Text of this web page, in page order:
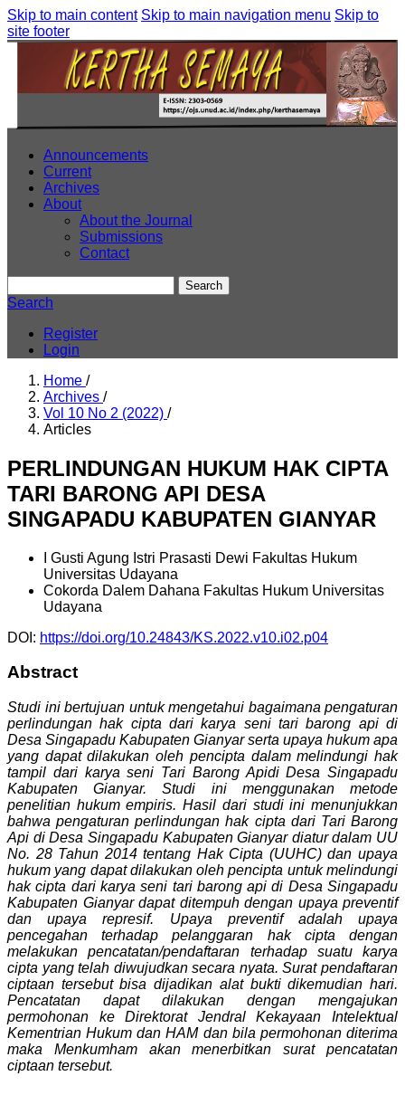
Skip to main content Skip to main navigation menu Skip to
site footer
Announcements
Current
Archives
About
About the Journal
Submissions
Contact
Search
Search
Register
Login
Home /
Archives /
Vol 10 No 2 (2022) /
Articles
PERLINDUNGAN HUKUM HAK CIPTA
TARI BARONG API DESA
SINGAPADU KABUPATEN GIANYAR
I Gusti Agung Istri Prasasti Dewi Fakultas Hukum
Universitas Udayana
Cokorda Dalem Dahana Fakultas Hukum Universitas
Udayana
DOI: https://doi.org/10.24843/KS.2022.v10.i02.p04
Abstract
Studi ini bertujuan untuk mengetahui bagaimana pengaturan
perlindungan hak cipta dari karya seni tari barong api di
Desa Singapadu Kabupaten Gianyar serta upaya hukum apa
yang dapat dilakukan oleh pencipta dalam melindungi hak
tampil dari karya seni Tari Barong Apidi Desa Singapadu
Kabupaten Gianyar. Studi ini menggunakan metode
penelitian hukum empiris. Hasil dari studi ini menunjukkan
bahwa pengaturan perlindungan hak cipta dari Tari Barong
Api di Desa Singapadu Kabupaten Gianyar diatur dalam UU
No. 28 Tahun 2014 tentang Hak Cipta (UUHC) dan upaya
hukum yang dapat dilakukan oleh pencipta untuk melindungi
hak cipta dari karya seni tari barong api di Desa Singapadu
Kabupaten Gianyar dapat ditempuh dengan upaya preventif
dan upaya represif. Upaya preventif adalah upaya
pencegahan terhadap pelanggaran hak cipta dengan
melakukan pencatatan/pendaftaran terhadap suatu karya
cipta yang telah diwujudkan secara nyata. Surat pendaftaran
ciptaan tersebut bisa dijadikan alat bukti dikemudian hari.
Pencatatan dapat dilakukan dengan mengajukan
permohonan ke Direktorat Jendral Kekayaan Intelektual
Kementrian Hukum dan HAM dan bila permohonan diterima
maka Menkumham akan menerbitkan surat pencatatan
ciptaan tersebut.